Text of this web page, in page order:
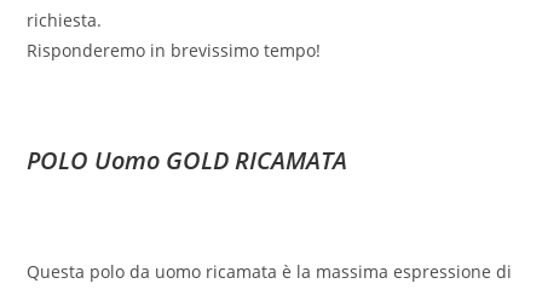
richiesta.
Risponderemo in brevissimo tempo!
POLO Uomo GOLD RICAMATA
Questa polo da uomo ricamata è la massima espressione di